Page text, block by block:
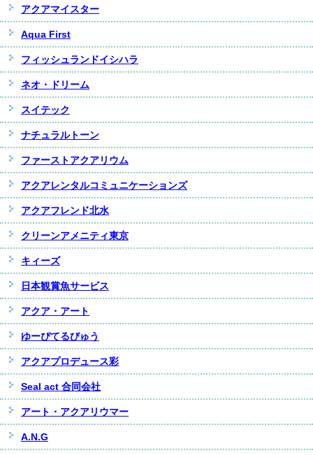
アクアマイスター
Aqua First
フィッシュランドイシハラ
ネオ・ドリーム
スイテック
ナチュラルトーン
ファーストアクアリウム
アクアレンタルコミュニケーションズ
アクアフレンド北水
クリーンアメニティ東京
キィーズ
日本観賞魚サービス
アクア・アート
ゆーぴてるびゅう
アクアプロデュース彩
Seal act 合同会社
アート・アクアリウマー
A.N.G